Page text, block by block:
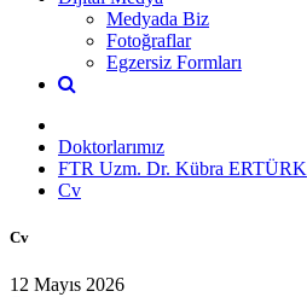
Medyada Biz
Fotoğraflar
Egzersiz Formları
Doktorlarımız
FTR Uzm. Dr. Kübra ERTÜRK
Cv
Cv
12 Mayıs 2026